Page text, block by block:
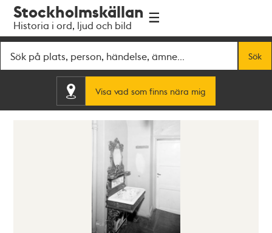
navigationen
huvudinnehållet
Stockholmskällan
Historia i ord, ljud och bild
Sök
Visa vad som finns nära mig